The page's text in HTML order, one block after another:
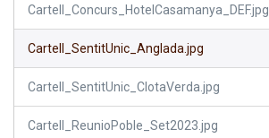
Cartell_Concurs_HotelCasamanya_DEF.jpg
Cartell_SentitUnic_Anglada.jpg
Cartell_SentitUnic_ClotaVerda.jpg
Cartell_ReunioPoble_Set2023.jpg